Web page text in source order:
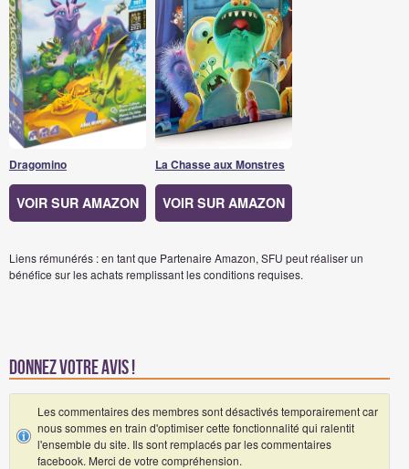
Dragomino
VOIR SUR AMAZON
La Chasse aux Monstres
VOIR SUR AMAZON
Liens rémunérés : en tant que Partenaire Amazon, SFU peut réaliser un
bénéfice sur les achats remplissant les conditions requises.
Donnez votre avis !
Les commentaires des membres sont désactivés temporairement car
nous sommes en train d'optimiser cette fonctionnalité qui ralentit
l'ensemble du site. Ils sont remplacés par les commentaires
facebook. Merci de votre compréhension.